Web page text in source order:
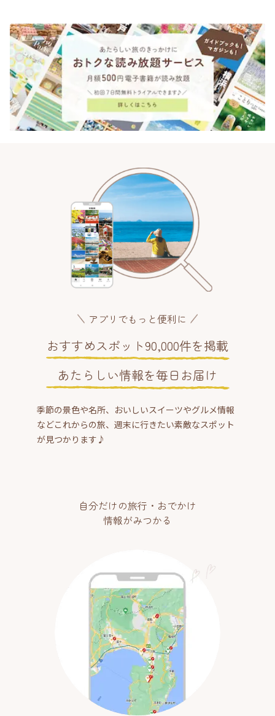
アプリでもっと便利に
おすすめスポット90,000件を掲載
あたらしい情報を毎日お届け
季節の景色や名所、おいしいスイーツやグルメ情報
などこれからの旅、週末に行きたい素敵なスポット
が見つかります♪
自分だけの旅行・おでかけ
情報がみつかる